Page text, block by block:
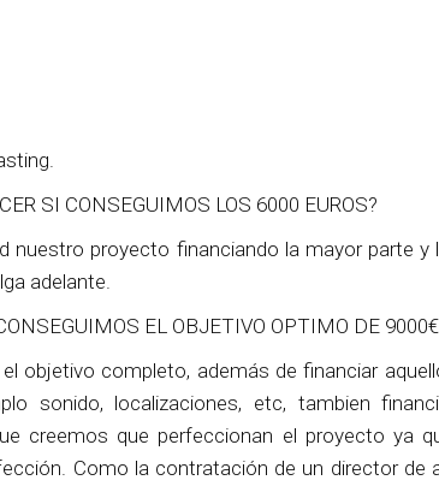
SI CONSEGUIMOS LOS 6000 EUROS?
nuestro proyecto financiando la mayor parte
adelante.
EL OBJETIVO OPTIMO DE
objetivo completo, además de financiar
sonido, localizaciones, etc, tambien
creemos que perfeccionan el proyecto ya
Como la contratación de un director de